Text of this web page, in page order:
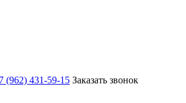
(962) 431-59-15 Заказать звонок